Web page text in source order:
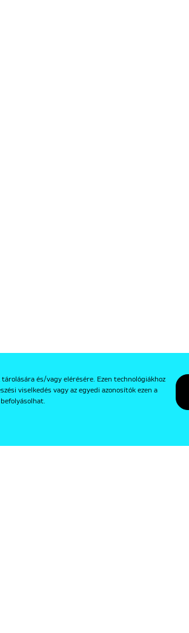
és/vagy elérésére. Ezen technológiákhoz
viselkedés vagy az egyedi azonosítók ezen a